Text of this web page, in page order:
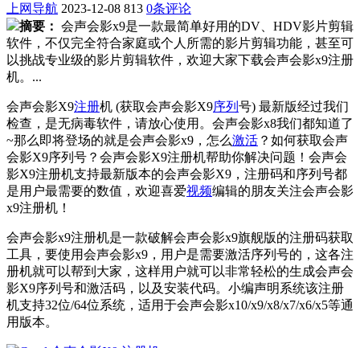
上网导航 2023-12-08 813 0条评论
摘要： 会声会影x9是一款最简单好用的DV、HDV影片剪辑
软件，不仅完全符合家庭或个人所需的影片剪辑功能，甚至可
以挑战专业级的影片剪辑软件，欢迎大家下载会声会影x9注册
机。...
会声会影X9注册机 (获取会声会影X9序列 号) 最新版经过我们
检查，是无病毒软件，请放心使用。会声会影x8我们都知道了
~那么即将登场的就是会声会影x9，怎么激活 ？如何获取会声
会影X9序列号？会声会影X9注册机帮助你解决问题！会声会
影X9注册机支持最新版本的会声会影X9，注册码和序列号都
是用户最需要的数值，欢迎喜爱视频编辑的朋友关注会声会影
x9注册机！
会声会影x9注册机是一款破解会声会影x9旗舰版的注册码获取
工具，要使用会声会影x9，用户是需要激活序列号的，这各注
册机就可以帮到大家，这样用户就可以非常轻松的生成会声会
影X9序列号和激活码，以及安装代码。小编声明系统该注册
机支持32位/64位系统，适用于会声会影x10/x9/x8/x7/x6/x5等通
用版本。